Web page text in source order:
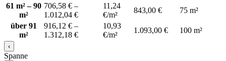
61 m² – 90
m²
706,58 € –
1.012,04 €
11,24
€/m²
843,00 €
75 m²
über 91
m²
916,12 € –
1.312,18 €
10,93
€/m²
1.093,00 € 100 m²
‹
Spanne